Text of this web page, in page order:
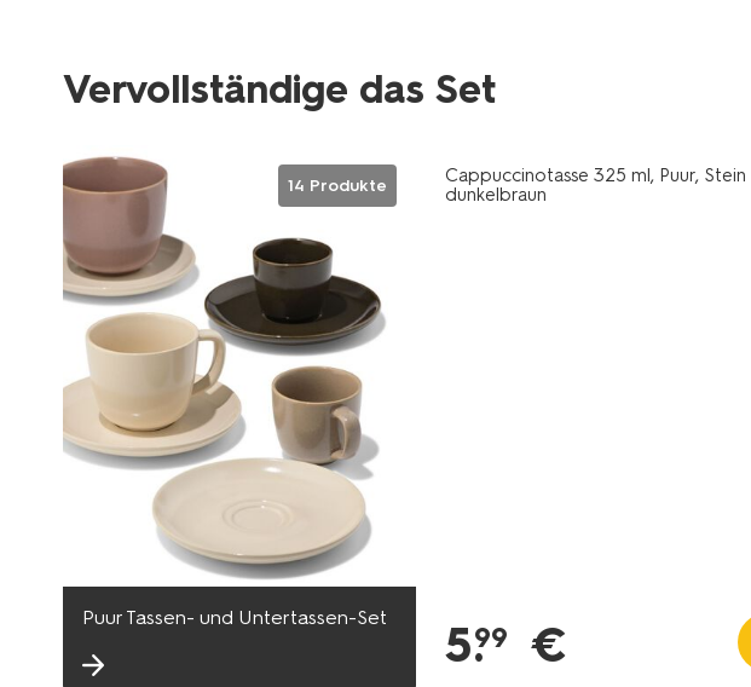
Vervollständige das Set
14 Produkte
Puur Tassen- und Untertassen-Set
Cappuccinotasse 325 ml, Puur,
dunkelbraun
5.
99 €